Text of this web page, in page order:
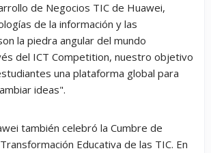
de Negocios TIC de Huawei,
de la información y las
la piedra angular del mundo
del ICT Competition, nuestro objetivo
una plataforma global para
ideas".
también celebró la Cumbre de
Educativa de las TIC. En